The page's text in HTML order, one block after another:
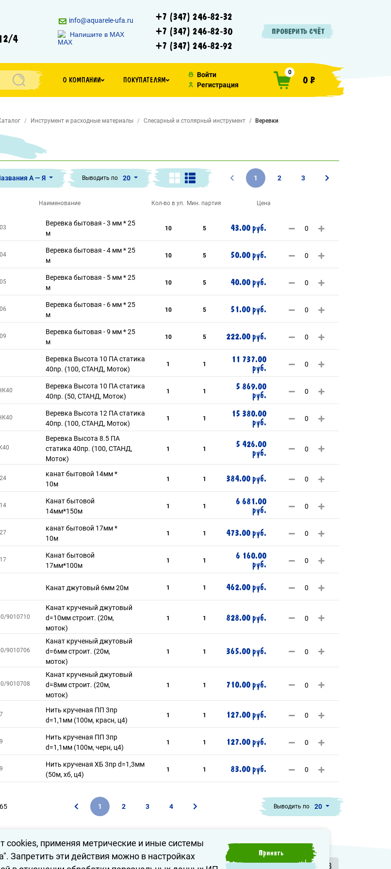
cookies, применяя метрические и иные системы
Запретить эти действия можно в настройках
Принять
4
info@aquarele-ufa.ru
Напишите в MAX
+7 (347) 246-82-32
+7 (347) 246-82-30
+7 (347) 246-82-92
ПРОВЕРИТЬ СЧЁТ
О КОМПАНИИ ПОКУПАТЕЛЯМ
Войти
Регистрация
0
0 ₽
Инструмент и расходные материалы Слесарный и столярный инструмент Веревки
А — Я Выводить по 20 1 2 3
Наименование Кол-во в уп. Мин. партия Цена
Веревка бытовая - 3 мм * 25
м
10 5 43.00 руб.
Веревка бытовая - 4 мм * 25
м
10 5 50.00 руб.
Веревка бытовая - 5 мм * 25
м
10 5 40.00 руб.
Веревка бытовая - 6 мм * 25
м
10 5 51.00 руб.
Веревка бытовая - 9 мм * 25
м
10 5 222.00 руб.
Веревка Высота 10 ПА статика
40пр. (100, СТАНД, Моток)
1 1 11 737.00
руб.
Веревка Высота 10 ПА статика
40пр. (50, СТАНД, Моток)
1 1 5 869.00
руб.
Веревка Высота 12 ПА статика
40пр. (100, СТАНД, Моток)
1 1 15 380.00
руб.
Веревка Высота 8.5 ПА
статика 40пр. (100, СТАНД,
Моток)
1 1 5 426.00
руб.
канат бытовой 14мм *
10м
1 1 384.00 руб.
Канат бытовой
14мм*150м
1 1 6 681.00
руб.
канат бытовой 17мм *
10м
1 1 473.00 руб.
Канат бытовой
17мм*100м
1 1 6 160.00
руб.
Канат джутовый 6мм 20м 1 1 462.00 руб.
9010710
Канат крученый джутовый
d=10мм строит. (20м,
моток)
1 1 828.00 руб.
9010706
Канат крученый джутовый
d=6мм строит. (20м,
моток)
1 1 365.00 руб.
9010708
Канат крученый джутовый
d=8мм строит. (20м,
моток)
1 1 710.00 руб.
Нить крученая ПП 3пр
d=1,1мм (100м, красн, ц4)
1 1 127.00 руб.
Нить крученая ПП 3пр
d=1,1мм (100м, черн, ц4)
1 1 127.00 руб.
Нить крученая ХБ 3пр d=1,3мм
(50м, хб, ц4)
1 1 83.00 руб.
1 2 3 4 Выводить по 20